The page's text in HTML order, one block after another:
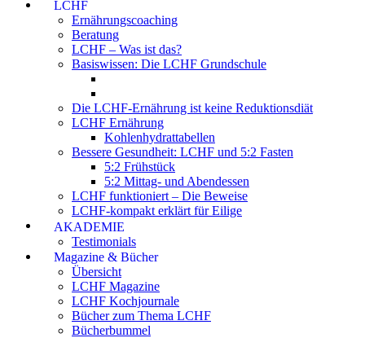
LCHF
Ernährungscoaching
Beratung
LCHF – Was ist das?
Basiswissen: Die LCHF Grundschule
Die LCHF-Ernährung ist keine Reduktionsdiät
LCHF Ernährung
Kohlenhydrattabellen
Bessere Gesundheit: LCHF und 5:2 Fasten
5:2 Frühstück
5:2 Mittag- und Abendessen
LCHF funktioniert – Die Beweise
LCHF-kompakt erklärt für Eilige
AKADEMIE
Testimonials
Magazine & Bücher
Übersicht
LCHF Magazine
LCHF Kochjournale
Bücher zum Thema LCHF
Bücherbummel